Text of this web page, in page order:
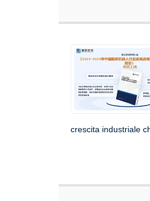
crescita industriale